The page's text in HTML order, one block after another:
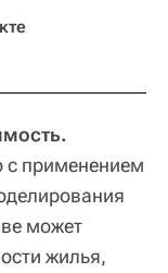
с применением
может
жилья,